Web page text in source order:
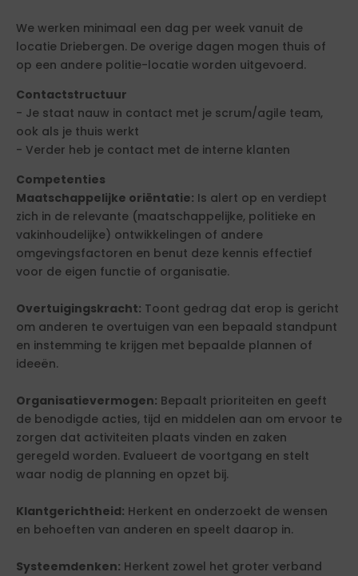
We werken minimaal een dag per week vanuit de
locatie Driebergen. De overige dagen mogen thuis of
op een andere politie-locatie worden uitgevoerd.
Contactstructuur
- Je staat nauw in contact met je scrum/agile team,
ook als je thuis werkt
- Verder heb je contact met de interne klanten
Competenties
Maatschappelijke oriëntatie: Is alert op en verdiept
zich in de relevante (maatschappelijke, politieke en
vakinhoudelijke) ontwikkelingen of andere
omgevingsfactoren en benut deze kennis effectief
voor de eigen functie of organisatie.
Overtuigingskracht: Toont gedrag dat erop is gericht
om anderen te overtuigen van een bepaald standpunt
en instemming te krijgen met bepaalde plannen of
ideeën.
Organisatievermogen: Bepaalt prioriteiten en geeft
de benodigde acties, tijd en middelen aan om ervoor te
zorgen dat activiteiten plaats vinden en zaken
geregeld worden. Evalueert de voortgang en stelt
waar nodig de planning en opzet bij.
Klantgerichtheid: Herkent en onderzoekt de wensen
en behoeften van anderen en speelt daarop in.
Systeemdenken: Herkent zowel het groter verband